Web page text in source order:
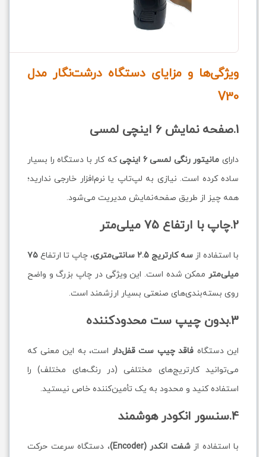
ویژگی‌ها و مزایای دستگاه درشت‌نگار مدل
V30
دارایمانیتور رنگی لمسی 6 اینچی
که کار با دستگاه را بسیار
ساده کرده است. نیازی به لپ‌تاپ یا نرم‌افزار خارجی ندارید؛
همه چیز از طریق صفحه‌نمایش مدیریت می‌شود.
با استفاده از سه کارتریج 2.5 سانتی‌متری ، چاپ تا ارتفاع۷۵
میلی‌مترممکن شده است. این ویژگی در چاپ بزرگ و واضح
روی بسته‌بندی‌های صنعتی بسیار ارزشمند است.
3.بدون چیپ ست محدودکننده
این دستگاهفاقد چیپ ست قفل‌داراست، به این معنی که
می‌توانید کارتریج‌های مختلفی (در رنگ‌های مختلف) را
استفاده کنید و محدود به یک تأمین‌کننده خاص نیستید.
با استفاده ازشفت انکدر (Encoder)
، دستگاه سرعت حرکت